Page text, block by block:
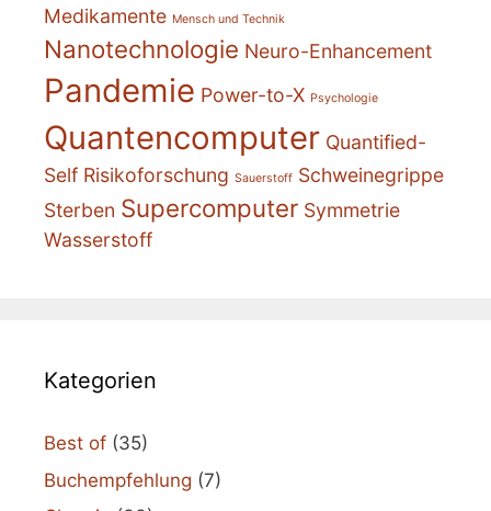
Medikamente Mensch und Technik
Nanotechnologie Neuro-Enhancement
Pandemie Power-to-X Psychologie
Quantencomputer Quantified-
Self Risikoforschung Sauerstoff Schweinegrippe
Sterben Supercomputer Symmetrie
Wasserstoff
Kategorien
Best of (35)
Buchempfehlung (7)